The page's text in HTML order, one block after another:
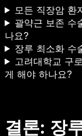
모든 직장암 환
괄약근 보존 수
나요?
장루 최소화 수
고려대학교 구
게 해야 하나요?
결론: 장